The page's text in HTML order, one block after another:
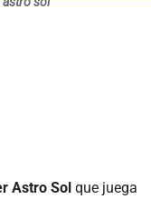
Astro Sol que juega